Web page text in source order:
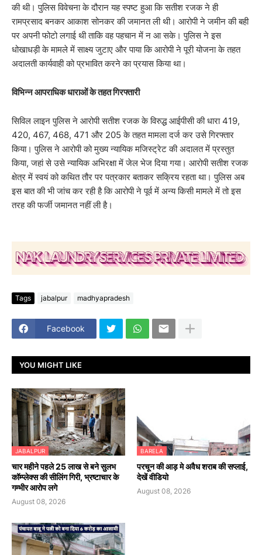
की थी। पुलिस विवेचना के दौरान यह स्पष्ट हुआ कि सतीश रजक ने ही
रामप्रसाद बनकर आकाश सोनकर की जमानत ली थी। आरोपी ने जमीन की बही
पर अपनी फोटो लगाई थी ताकि वह पहचान में न आ सके। पुलिस ने इस
धोखाधड़ी के मामले में साक्ष्य जुटाए और पाया कि आरोपी ने पूरी योजना के तहत
अदालती कार्यवाही को प्रभावित करने का प्रयास किया था।
​विभिन्न आपराधिक धाराओं के तहत गिरफ्तारी
​सिविल लाइन पुलिस ने आरोपी सतीश रजक के विरुद्ध आईपीसी की धारा 419,
420, 467, 468, 471 और 205 के तहत मामला दर्ज कर उसे गिरफ्तार
किया। पुलिस ने आरोपी को मुख्य न्यायिक मजिस्ट्रेट की अदालत में प्रस्तुत
किया, जहां से उसे न्यायिक अभिरक्षा में जेल भेज दिया गया। आरोपी सतीश रजक
क्षेत्र में स्वयं को कथित तौर पर पत्रकार बताकर सक्रिय रहता था। पुलिस अब
इस बात की भी जांच कर रही है कि आरोपी ने पूर्व में अन्य किसी मामले में तो इस
तरह की फर्जी जमानत नहीं ली है।
Tags jabalpur madhyapradesh
Facebook
YOU MIGHT LIKE
JABALPUR
चार महीने पहले 25 लाख से बने सुलभ
कॉम्प्लेक्स की सीलिंग गिरी, भ्रष्टाचार के
गम्भीर आरोप लगे
August 08, 2026
BARELA
परचून की आड़ मे अवैध शराब की सप्लाई,
देखें वीडियो
August 08, 2026